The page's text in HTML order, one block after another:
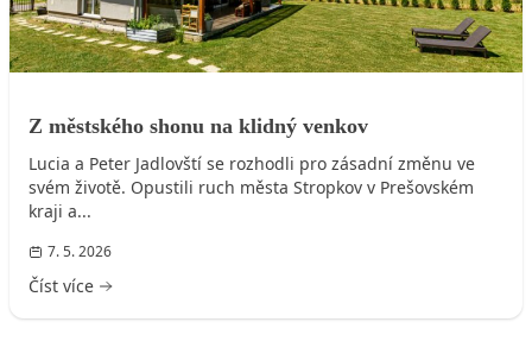
Z městského shonu na klidný venkov
Lucia a Peter Jadlovští se rozhodli pro zásadní změnu ve
svém životě. Opustili ruch města Stropkov v Prešovském
kraji a...
7. 5. 2026
Číst více